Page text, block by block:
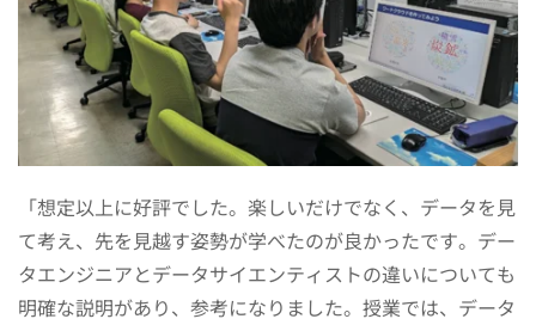
「想定以上に好評でした。楽しいだけでなく、データを見
て考え、先を見越す姿勢が学べたのが良かったです。デー
タエンジニアとデータサイエンティストの違いについても
明確な説明があり、参考になりました。授業では、データ